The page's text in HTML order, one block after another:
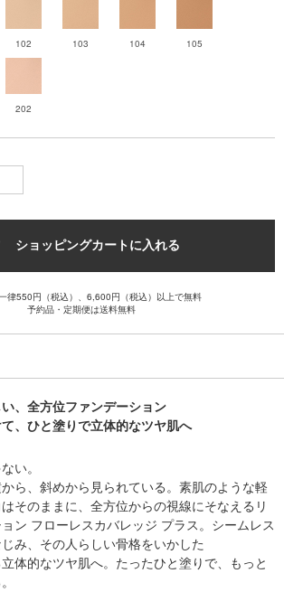
102 103 104 105
202
ショッピングカートに入れる
律550円（税込）、6,600円（税込）以上で無料
予約品・定期便は送料無料
、全方位ファンデーション
、ひと塗りで立体的なツヤ肌へ
い。
ら、斜めから見られている。素肌のような軽
そのままに、全方位からの視線にそなえるリ
ン フローレスカバレッジ プラス。シームレス
み、その人らしい骨格をいかした
体的なツヤ肌へ。たったひと塗りで、もっと